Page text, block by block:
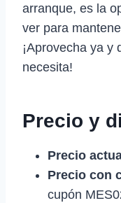
arranque, es la
ver para
¡Aprovecha ya y
necesita!
Precio y
Precio
Precio con
cupón